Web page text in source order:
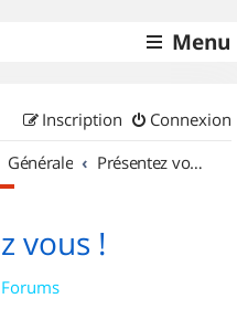
Menu
Connexion
Inscription
Générale Présentez vous !
vous !